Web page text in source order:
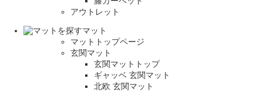
アウトレット
マット
マットトップページ
玄関マット
玄関マットトップ
ギャッベ 玄関マット
北欧 玄関マット